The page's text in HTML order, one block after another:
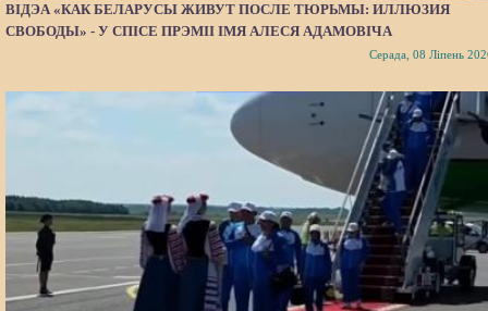
ВІДЭА «КАК БЕЛАРУСЫ ЖИВУТ ПОСЛЕ ТЮРЬМЫ: ИЛЛЮЗИЯ
СВОБОДЫ» - У СПІСЕ ПРЭМІІ ІМЯ АЛЕСЯ АДАМОВІЧА
Серада, 08 Ліпень